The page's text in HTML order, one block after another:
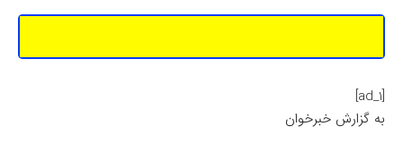
[ad_1]
به گزارش خبرخوان